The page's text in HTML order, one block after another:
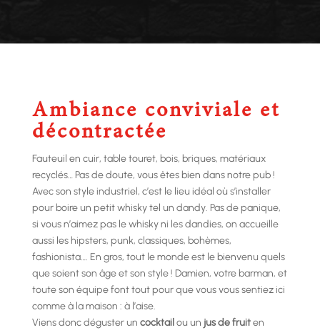
Ambiance conviviale et
décontractée
Fauteuil en cuir, table touret, bois, briques, matériaux
recyclés… Pas de doute, vous êtes bien dans notre pub !
Avec son style industriel, c’est le lieu idéal où s’installer
pour boire un petit whisky tel un dandy. Pas de panique,
si vous n’aimez pas le whisky ni les dandies, on accueille
aussi les hipsters, punk, classiques, bohèmes,
fashionista…. En gros, tout le monde est le bienvenu quels
que soient son âge et son style ! Damien, votre barman, et
toute son équipe font tout pour que vous vous sentiez ici
comme à la maison : à l’aise.
Viens donc déguster un cocktail ou un jus de fruiten